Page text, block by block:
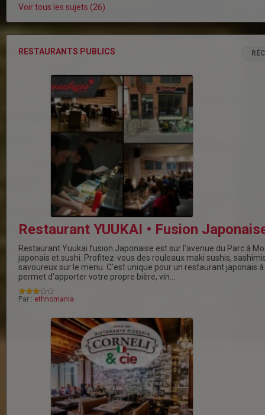
Voir tous les sujets (26)
RESTAURANTS PUBLICS
Restaurant YUUKAI • Fusion
Restaurant Yuukai fusion Japonaise est sur l'avenue du Parc à
japonais et sushi. Profitez-vous des rouleaux maki sushis,
savoureux sur le menu. C'est unique pour un restaurant japonais
permet d'apporter votre propre bière, vin…
Par : ethnomania